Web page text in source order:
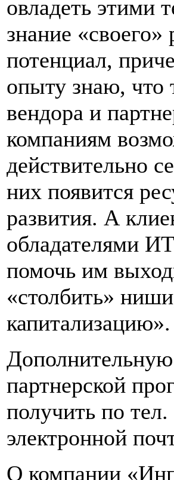
овладеть этими
знание «своего»
потенциал,
опыту знаю, что
вендора и
компаниям
действительно
них появится
развития. А
обладателями
помочь им
«столбить»
капитализацию».
партнерской
получить по
электронной
О компании